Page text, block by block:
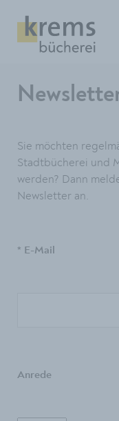
Sie möchten
Stadtbücherei und
werden? Dann
Newsletter an.
* E-Mail
Anrede